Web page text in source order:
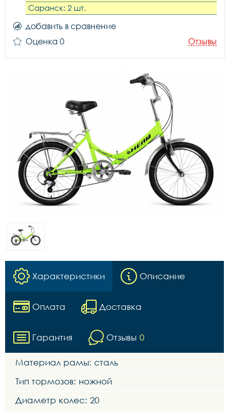
Саранск: 2 шт.
добавить в сравнение
Оценка 0
Отзывы
Характеристики Описание
Оплата Доставка
Гарантия Отзывы 0
Материал рамы: сталь
Тип тормозов: ножной
Диаметр колес: 20